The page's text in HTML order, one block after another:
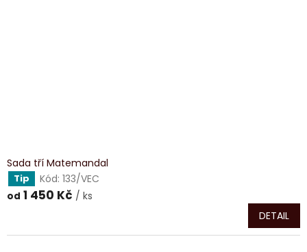
Sada tří Matemandal
Tip Kód: 133/VEC
od 1 450 Kč / ks
DETAIL